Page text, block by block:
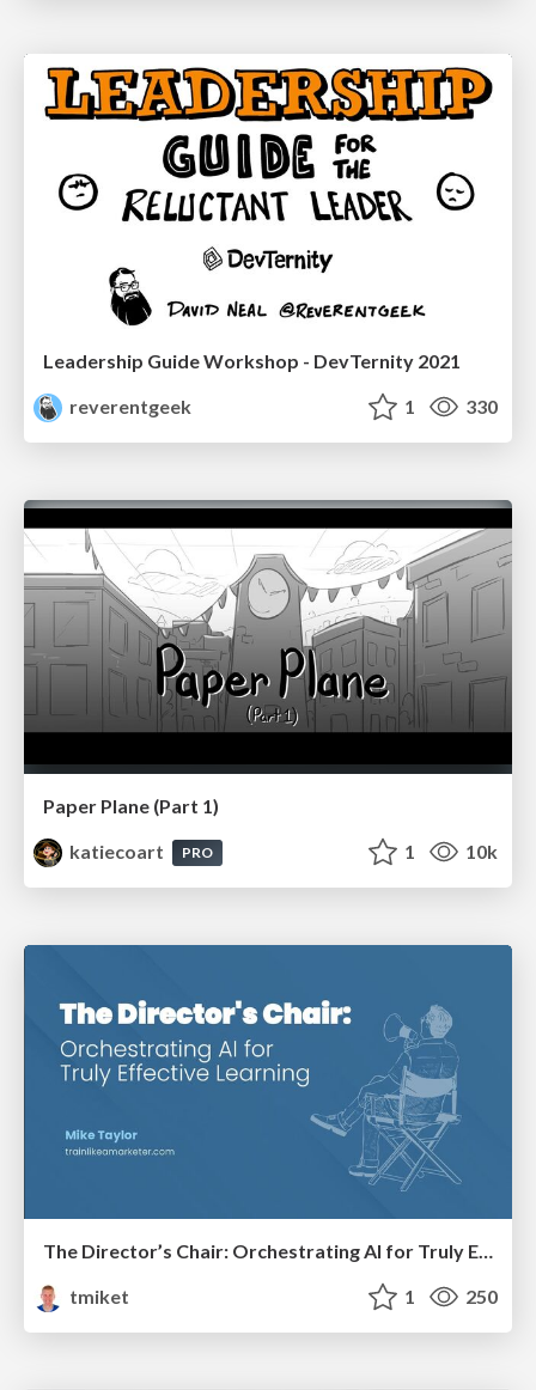
Leadership Guide Workshop - DevTernity 2021
reverentgeek
1 330
Paper Plane (Part 1)
katiecoart
PRO 1 10k
The Director’s Chair: Orchestrating AI for Truly Effective Learning
tmiket
1 250